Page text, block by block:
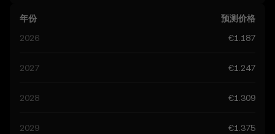
目前社群对 Cosmos 的预测价格区间为 €1.187 至 €6.240，
最高点可达 €6.240。该预测主要受全球数字货币监管动态及该
做出更有依据的决策，请牢记，所有预测结果均属推测，不应
年份
预测价格
2026
€1.187
2027 €1.247
2028 €1.309
2029 €1.375